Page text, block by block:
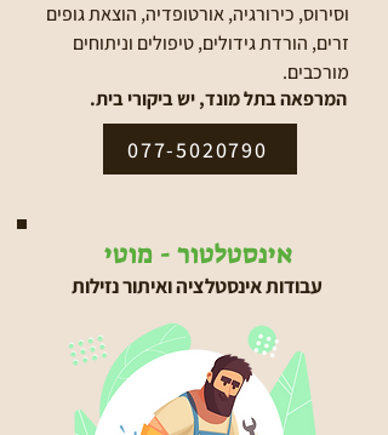
וסירוס, כירורגיה, אורטופדיה, הוצאת גופים
זרים, הורדת גידולים, טיפולים וניתוחים
מורכבים.
המרפאה בתל מונד, יש ביקורי בית.
077-5020790
אינסטלטור - מוטי
עבודות אינסטלציה ואיתור נזילות